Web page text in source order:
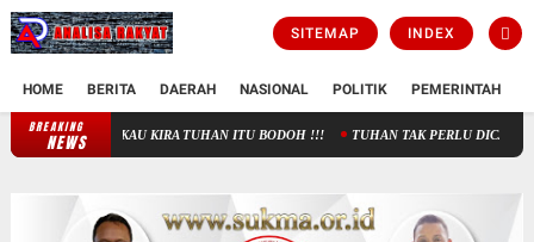
SITEMAP INDEX
HOME BERITA DAERAH NASIONAL POLITIK PEMERINTAH
BREAKING
NEWS
KAU KIRA TUHAN ITU BODOH !!! TUHAN TAK PERLU DICARI, TAK PERLU